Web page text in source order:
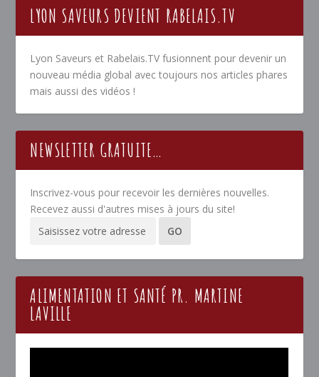
LYON SAVEURS DEVIENT RABELAIS.TV
Lyon Saveurs et Rabelais.TV fusionnent pour devenir un
nouveau média global avec toujours nos articles phares
mais aussi des vidéos !
NEWSLETTER GRATUITE…
Inscrivez-vous pour recevoir les dernières nouvelles.
Recevez aussi d'autres mises à jours du site!
ALIMENTATION ET SANTÉ PR. MARTINE
LAVILLE